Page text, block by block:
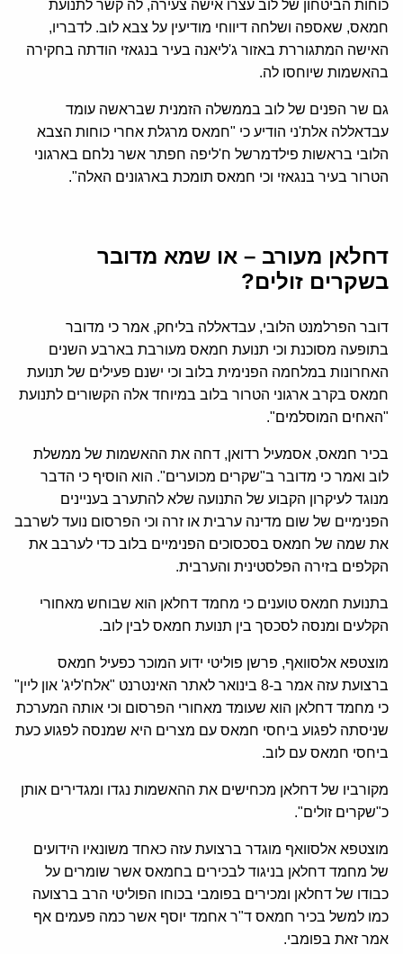
כוחות הביטחון של לוב עצרו אישה צעירה, לה קשר לתנועת
חמאס, שאספה ושלחה דיווחי מודיעין על צבא לוב. לדבריו,
האישה המתגוררת באזור ג'ליאנה בעיר בנגאזי הודתה בחקירה
בהאשמות שיוחסו לה.
גם שר הפנים של לוב בממשלה הזמנית שבראשה עומד
עבדאללה אלת'ני הודיע כי "חמאס מרגלת אחרי כוחות הצבא
הלובי בראשות פילדמרשל ח'ליפה חפתר אשר נלחם בארגוני
הטרור בעיר בנגאזי וכי חמאס תומכת בארגונים האלה".
דחלאן מעורב – או שמא מדובר
בשקרים זולים?
דובר הפרלמנט הלובי, עבדאללה בליחק, אמר כי מדובר
בתופעה מסוכנת וכי תנועת חמאס מעורבת בארבע השנים
האחרונות במלחמה הפנימית בלוב וכי ישנם פעילים של תנועת
חמאס בקרב ארגוני הטרור בלוב במיוחד אלה הקשורים לתנועת
"האחים המוסלמים".
בכיר חמאס, אסמעיל רדואן, דחה את ההאשמות של ממשלת
לוב ואמר כי מדובר ב"שקרים מכוערים". הוא הוסיף כי הדבר
מנוגד לעיקרון הקבוע של התנועה שלא להתערב בעניינים
הפנימיים של שום מדינה ערבית או זרה וכי הפרסום נועד לשרבב
את שמה של חמאס בסכסוכים הפנימיים בלוב כדי לערבב את
הקלפים בזירה הפלסטינית והערבית.
בתנועת חמאס טוענים כי מחמד דחלאן הוא שבוחש מאחורי
הקלעים ומנסה לסכסך בין תנועת חמאס לבין לוב.
מוצטפא אלסוואף, פרשן פוליטי ידוע המוכר כפעיל חמאס
ברצועת עזה אמר ב-8 בינואר לאתר האינטרנט "אלח'ליג' און ליין"
כי מחמד דחלאן הוא שעומד מאחורי הפרסום וכי אותה המערכת
שניסתה לפגוע ביחסי חמאס עם מצרים היא שמנסה לפגוע כעת
ביחסי חמאס עם לוב.
מקורביו של דחלאן מכחישים את ההאשמות נגדו ומגדירים אותן
כ"שקרים זולים".
מוצטפא אלסוואף מוגדר ברצועת עזה כאחד משונאיו הידועים
של מחמד דחלאן בניגוד לבכירים בחמאס אשר שומרים על
כבודו של דחלאן ומכירים בפומבי בכוחו הפוליטי הרב ברצועה
כמו למשל בכיר חמאס ד"ר אחמד יוסף אשר כמה פעמים אף
אמר זאת בפומבי.